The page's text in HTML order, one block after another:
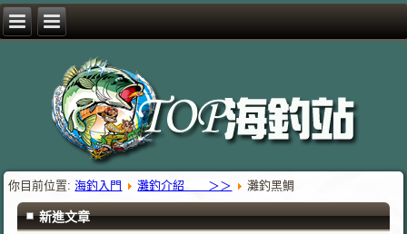
你目前位置:海釣入門 灘釣介紹 ＞＞ 灘釣黑鯛
新進文章